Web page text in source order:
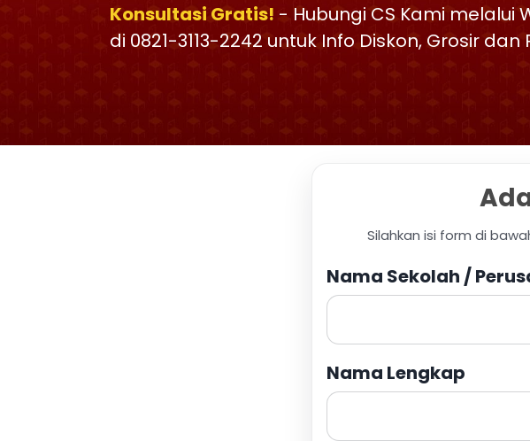
Konsultasi Gratis! - Hubungi CS Kami melalui
di 0821-3113-2242 untuk Info Diskon, Grosir
Silahkan isi form di
Nama Sekolah /
Nama Lengkap